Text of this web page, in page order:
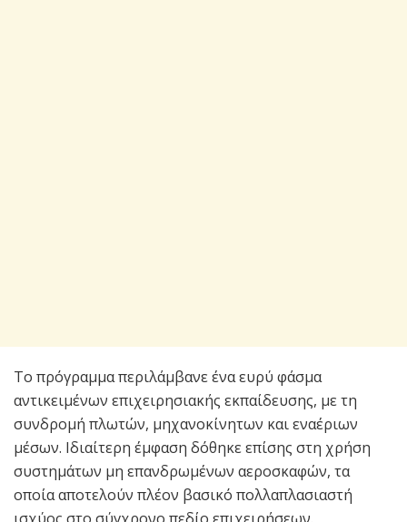
Το πρόγραμμα περιλάμβανε ένα ευρύ φάσμα
αντικειμένων επιχειρησιακής εκπαίδευσης, με τη
συνδρομή πλωτών, μηχανοκίνητων και εναέριων
μέσων. Ιδιαίτερη έμφαση δόθηκε επίσης στη χρήση
συστημάτων μη επανδρωμένων αεροσκαφών, τα
οποία αποτελούν πλέον βασικό πολλαπλασιαστή